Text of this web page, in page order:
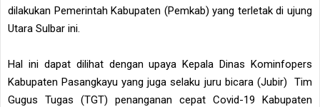
dilakukan Pemerintah Kabupaten (Pemkab) yang terletak di ujung
Utara Sulbar ini.
Hal ini dapat dilihat dengan upaya Kepala Dinas Kominfopers
Kabupaten Pasangkayu yang juga selaku juru bicara (Jubir) Tim
Gugus Tugas (TGT) penanganan cepat Covid-19 Kabupaten